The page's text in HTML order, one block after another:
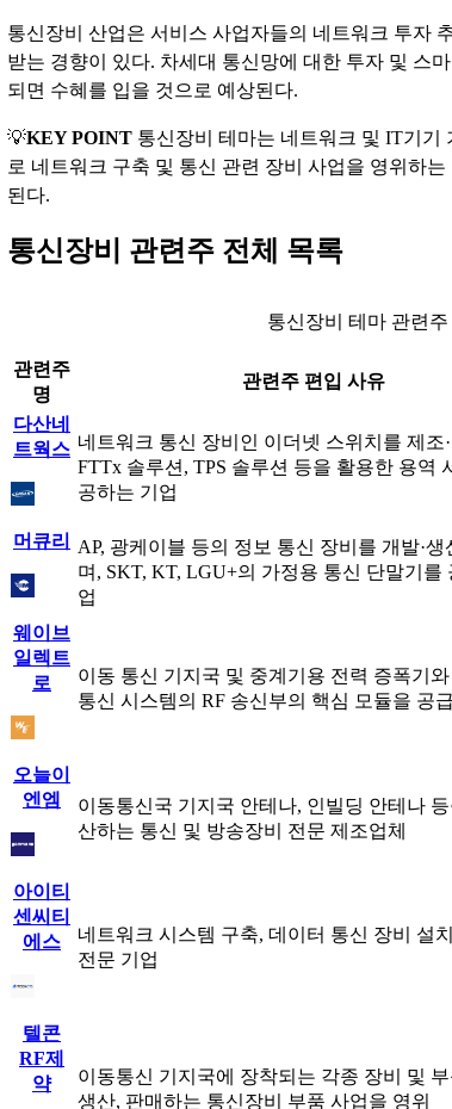
통신장비 산업은 서비스 사업자들의 네트워크 투자
받는 경향이 있다. 차세대 통신망에 대한 투자 및 스
되면 수혜를 입을 것으로 예상된다.
💡KEY POINT 통신장비 테마는 네트워크 및 IT기기
로 네트워크 구축 및 통신 관련 장비 사업을 영위하
된다.
통신장비 관련주 전체 목록
통신장비 테마 관련
관련주
명
관련주 편입 사유
다산네
트웍스 네트워크 통신 장비인 이더넷 스위치를 제조
FTTx 솔루션, TPS 솔루션 등을 활용한 용역
공하는 기업
머큐리
AP, 광케이블 등의 정보 통신 장비를 개발·생
며, SKT, KT, LGU+의 가정용 통신 단말기를
업
웨이브
일렉트
로
이동 통신 기지국 및 중계기용 전력 증폭기와
통신 시스템의 RF 송신부의 핵심 모듈을 공
오늘이
엔엠
이동통신국 기지국 안테나, 인빌딩 안테나
산하는 통신 및 방송장비 전문 제조업체
아이티
센씨티
에스
네트워크 시스템 구축, 데이터 통신 장비 설
전문 기업
텔콘
RF제
약
이동통신 기지국에 장착되는 각종 장비 및
생산, 판매하는 통신장비 부품 사업을 영위